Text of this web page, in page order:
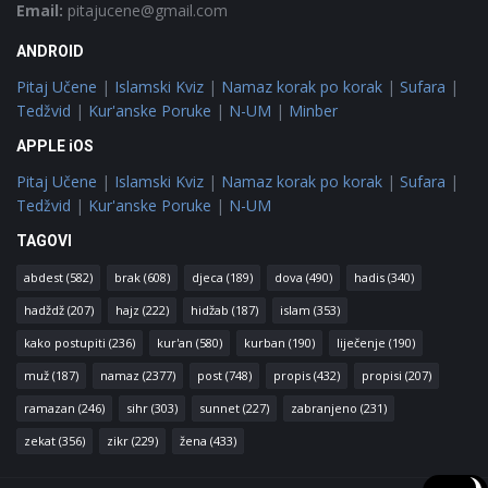
Email: pitajucene@gmail.com
ANDROID
Pitaj Učene | Islamski Kviz | Namaz korak po korak | Sufara |
Tedžvid | Kur'anske Poruke | N-UM | Minber
APPLE iOS
Pitaj Učene | Islamski Kviz | Namaz korak po korak | Sufara |
Tedžvid | Kur'anske Poruke | N-UM
TAGOVI
abdest (582) brak (608) djeca (189) dova (490) hadis (340)
hadždž (207) hajz (222) hidžab (187) islam (353)
kako postupiti (236) kur'an (580) kurban (190) liječenje (190)
muž (187) namaz (2377) post (748) propis (432) propisi (207)
ramazan (246) sihr (303) sunnet (227) zabranjeno (231)
zekat (356) zikr (229) žena (433)